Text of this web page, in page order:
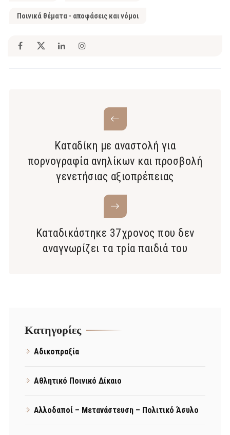
Ποινικά θέματα - αποφάσεις και νόμοι
Καταδίκη με αναστολή για
πορνογραφία ανηλίκων και προσβολή
γενετήσιας αξιοπρέπειας
Καταδικάστηκε 37χρονος που δεν
αναγνωρίζει τα τρία παιδιά του
Kατηγορίες
Αδικοπραξία
Αθλητικό Ποινικό Δίκαιο
Αλλοδαποί – Μετανάστευση – Πολιτικό Άσυλο